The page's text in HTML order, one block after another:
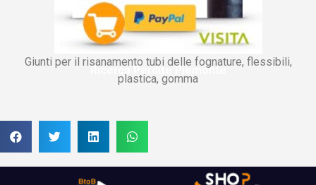
Giunti per il risanamento tubi delle fognature, flessibili,
plastica, gomma
Ricerca Perdite Piemonte